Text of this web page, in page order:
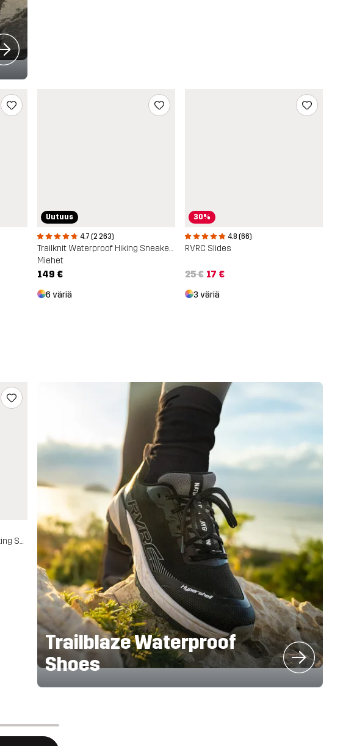
Uutuus
4.7 (2 263)
Trailknit Waterproof Hiking Sneakers
Miehet
149 €
6 väriä
30%
4.8 (66)
RVRC Slides
25 € 17 €
3 väriä
Phantom Trail Waterproof Hiking Shoe
Trailblaze Waterproof
Shoes